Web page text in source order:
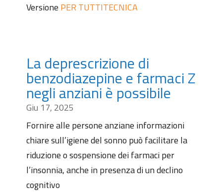
Versione PER TUTTITECNICA
La deprescrizione di
benzodiazepine e farmaci Z
negli anziani è possibile
Giu 17, 2025
Fornire alle persone anziane informazioni
chiare sull’igiene del sonno può facilitare la
riduzione o sospensione dei farmaci per
l’insonnia, anche in presenza di un declino
cognitivo